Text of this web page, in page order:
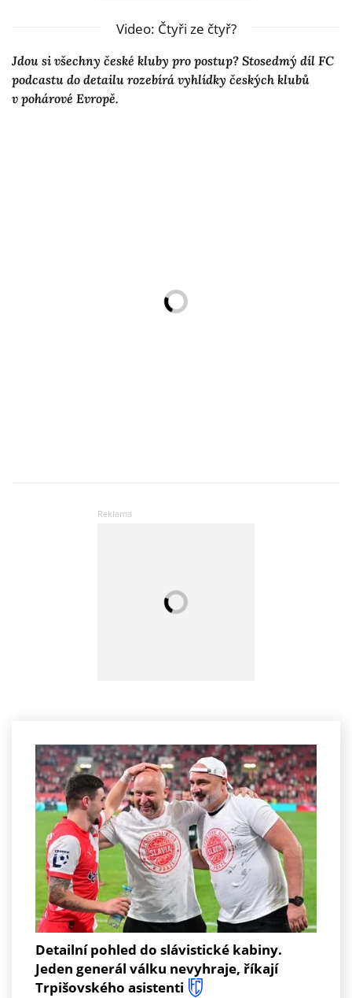
Video: Čtyři ze čtyř?
Jdou si všechny české kluby pro postup? Stosedmý díl FC
podcastu do detailu rozebírá vyhlídky českých klubů
v pohárové Evropě.
Detailní pohled do slávistické kabiny.
Jeden generál válku nevyhraje, říkají
Trpišovského asistenti